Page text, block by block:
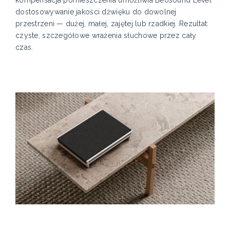
dostosowywanie jakości dźwięku do dowolnej
przestrzeni — dużej, małej, zajętej lub rzadkiej. Rezultat:
czyste, szczegółowe wrażenia słuchowe przez cały
czas.